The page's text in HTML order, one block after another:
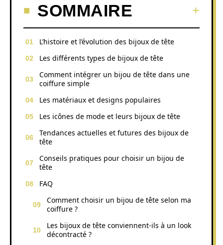
SOMMAIRE
L’histoire et l’évolution des bijoux de tête
Les différents types de bijoux de tête
Comment intégrer un bijou de tête dans une
coiffure simple
Les matériaux et designs populaires
Les icônes de mode et leurs bijoux de tête
Tendances actuelles et futures des bijoux de
tête
Conseils pratiques pour choisir un bijou de
tête
FAQ
Comment choisir un bijou de tête selon ma
coiffure ?
Les bijoux de tête conviennent-ils à un look
décontracté ?